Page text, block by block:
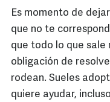
Es momento de
que no te
que todo lo que sale
obligación de
rodean. Sueles
quiere ayudar,